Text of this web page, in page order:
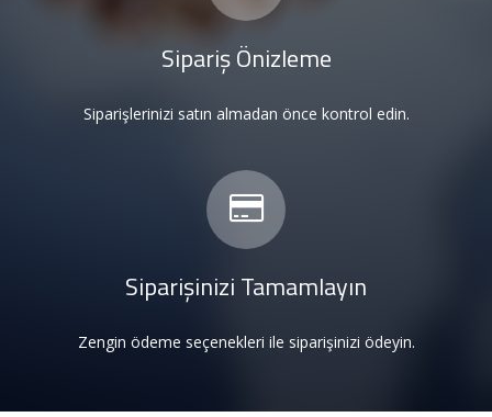
Sipariş Önizleme
Siparişlerinizi satın almadan önce kontrol edin.
Siparişinizi Tamamlayın
Zengin ödeme seçenekleri ile siparişinizi ödeyin.